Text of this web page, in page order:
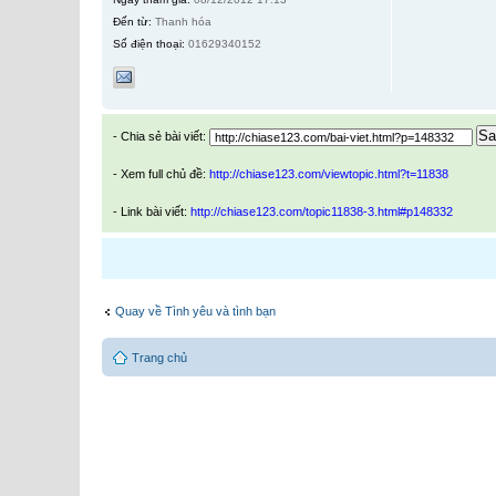
Đến từ: Thanh hóa
Số điện thoại: 01629340152
- Chia sẻ bài viết:
- Xem full chủ đề: http://chiase123.com/viewtopic.html?t=11838
- Link bài viết: http://chiase123.com/topic11838-3.html#p148332
Quay về Tình yêu và tình bạn
Trang chủ